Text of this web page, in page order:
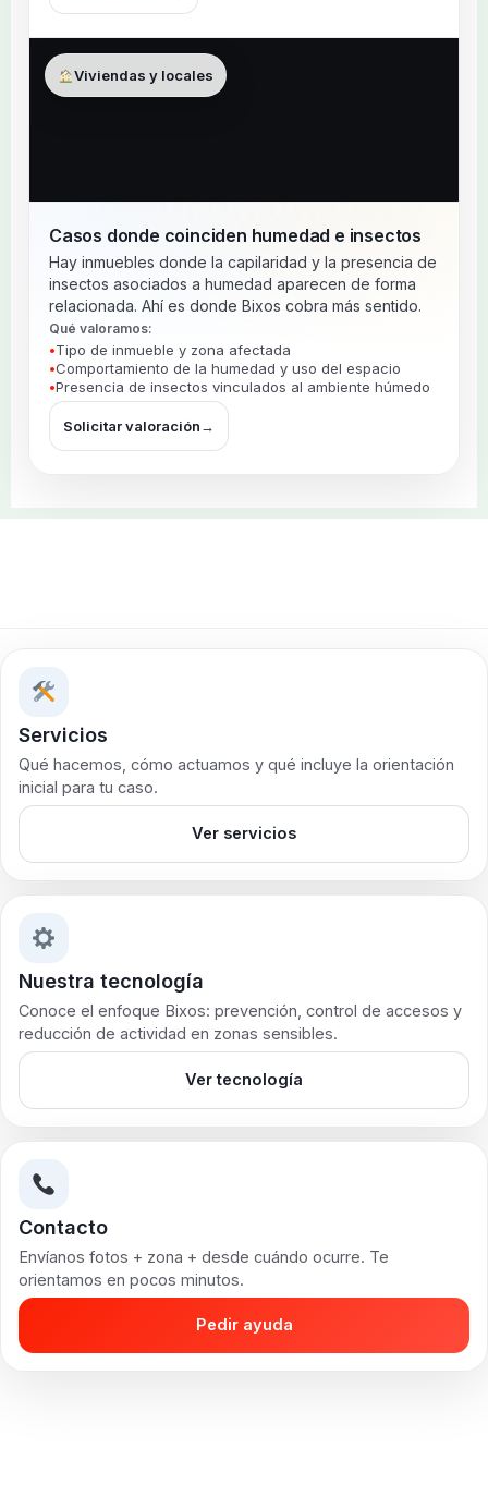
Viviendas y locales
Casos donde coinciden humedad e insectos
Hay inmuebles donde la capilaridad y la presencia de
insectos asociados a humedad aparecen de forma
relacionada. Ahí es donde Bixos cobra más sentido.
Qué valoramos:
Tipo de inmueble y zona afectada
Comportamiento de la humedad y uso del espacio
Presencia de insectos vinculados al ambiente húmedo
Solicitar valoración→
Servicios
Qué hacemos, cómo actuamos y qué incluye la orientación
inicial para tu caso.
Ver servicios
Nuestra tecnología
Conoce el enfoque Bixos: prevención, control de accesos y
reducción de actividad en zonas sensibles.
Ver tecnología
Contacto
Envíanos fotos + zona + desde cuándo ocurre. Te
orientamos en pocos minutos.
Pedir ayuda